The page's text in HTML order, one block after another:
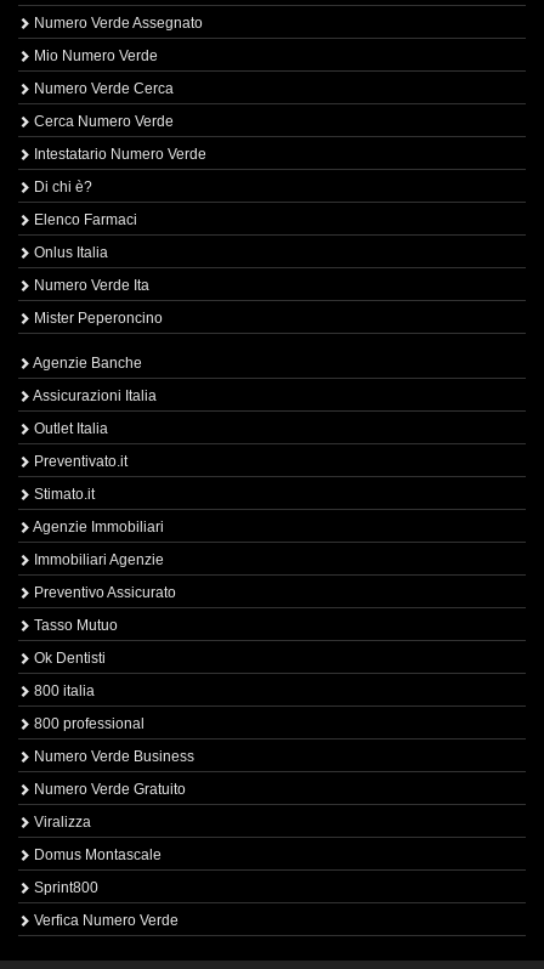
Numero Verde Assegnato
Mio Numero Verde
Numero Verde Cerca
Cerca Numero Verde
Intestatario Numero Verde
Di chi è?
Elenco Farmaci
Onlus Italia
Numero Verde Ita
Mister Peperoncino
Agenzie Banche
Assicurazioni Italia
Outlet Italia
Preventivato.it
Stimato.it
Agenzie Immobiliari
Immobiliari Agenzie
Preventivo Assicurato
Tasso Mutuo
Ok Dentisti
800 italia
800 professional
Numero Verde Business
Numero Verde Gratuito
Viralizza
Domus Montascale
Sprint800
Verfica Numero Verde